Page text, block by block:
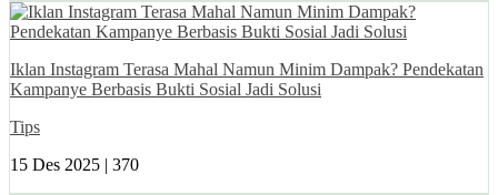
Iklan Instagram Terasa Mahal Namun Minim Dampak? Pendekatan
Kampanye Berbasis Bukti Sosial Jadi Solusi
Tips
15 Des 2025 | 370